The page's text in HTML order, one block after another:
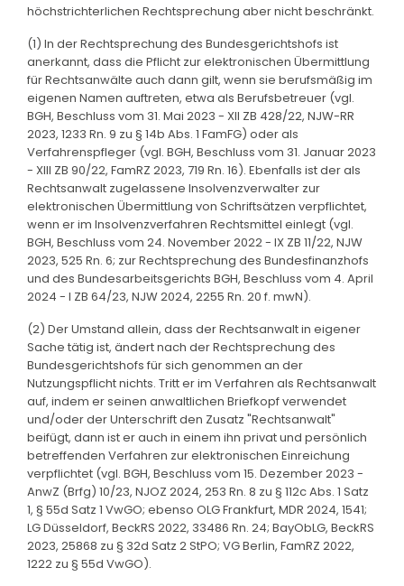
höchstrichterlichen Rechtsprechung aber nicht beschränkt.
(1) In der Rechtsprechung des Bundesgerichtshofs ist
anerkannt, dass die Pflicht zur elektronischen Übermittlung
für Rechtsanwälte auch dann gilt, wenn sie berufsmäßig im
eigenen Namen auftreten, etwa als Berufsbetreuer (vgl.
BGH, Beschluss vom 31. Mai 2023 - XII ZB 428/22, NJW-RR
2023, 1233 Rn. 9 zu § 14b Abs. 1 FamFG) oder als
Verfahrenspfleger (vgl. BGH, Beschluss vom 31. Januar 2023
- XIII ZB 90/22, FamRZ 2023, 719 Rn. 16). Ebenfalls ist der als
Rechtsanwalt zugelassene Insolvenzverwalter zur
elektronischen Übermittlung von Schriftsätzen verpflichtet,
wenn er im Insolvenzverfahren Rechtsmittel einlegt (vgl.
BGH, Beschluss vom 24. November 2022 - IX ZB 11/22, NJW
2023, 525 Rn. 6; zur Rechtsprechung des Bundesfinanzhofs
und des Bundesarbeitsgerichts BGH, Beschluss vom 4. April
2024 - I ZB 64/23, NJW 2024, 2255 Rn. 20 f. mwN).
(2) Der Umstand allein, dass der Rechtsanwalt in eigener
Sache tätig ist, ändert nach der Rechtsprechung des
Bundesgerichtshofs für sich genommen an der
Nutzungspflicht nichts. Tritt er im Verfahren als Rechtsanwalt
auf, indem er seinen anwaltlichen Briefkopf verwendet
und/oder der Unterschrift den Zusatz "Rechtsanwalt"
beifügt, dann ist er auch in einem ihn privat und persönlich
betreffenden Verfahren zur elektronischen Einreichung
verpflichtet (vgl. BGH, Beschluss vom 15. Dezember 2023 -
AnwZ (Brfg) 10/23, NJOZ 2024, 253 Rn. 8 zu § 112c Abs. 1 Satz
1, § 55d Satz 1 VwGO; ebenso OLG Frankfurt, MDR 2024, 1541;
LG Düsseldorf, BeckRS 2022, 33486 Rn. 24; BayObLG, BeckRS
2023, 25868 zu § 32d Satz 2 StPO; VG Berlin, FamRZ 2022,
1222 zu § 55d VwGO).